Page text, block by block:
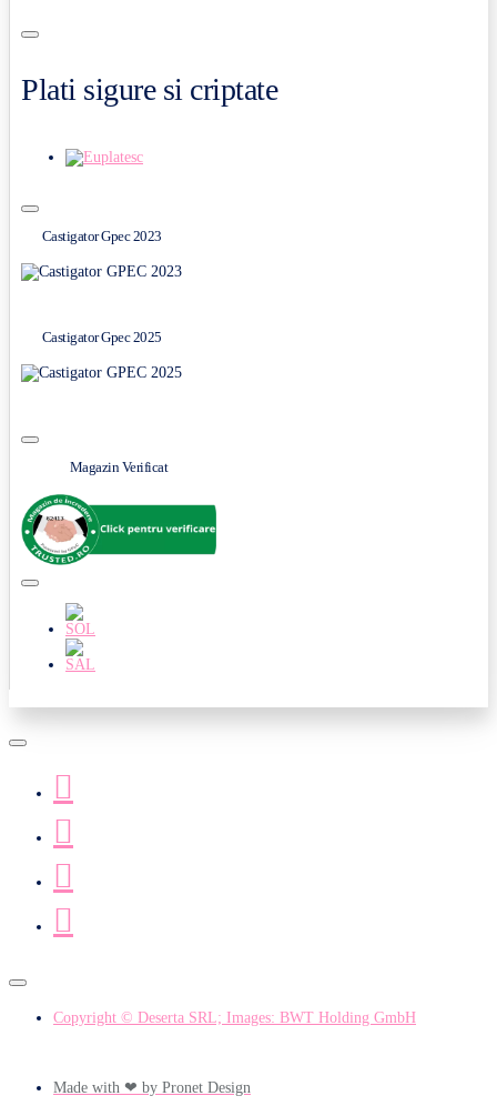
Plati sigure si criptate
Castigator Gpec 2023
Castigator Gpec 2025
Magazin Verificat
Copyright © Deserta SRL; Images: BWT Holding GmbH
Made with ❤ by Pronet Design